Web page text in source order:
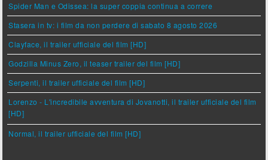
Spider Man e Odissea: la super coppia continua a correre
Stasera in tv: i film da non perdere di sabato 8 agosto 2026
Clayface, il trailer ufficiale del film [HD]
Godzilla Minus Zero, il teaser trailer del film [HD]
Serpenti, il trailer ufficiale del film [HD]
Lorenzo - L'incredibile avventura di Jovanotti, il trailer ufficiale del film
[HD]
Normal, il trailer ufficiale del film [HD]